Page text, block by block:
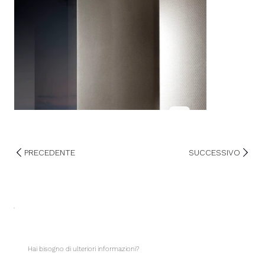
PRECEDENTE SUCCESSIVO
Hai bisogno di ulteriori informazioni?